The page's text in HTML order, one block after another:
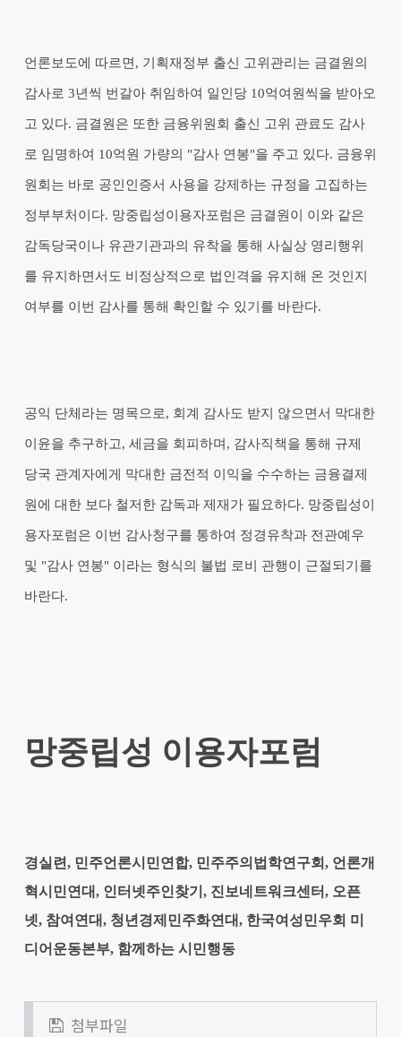
언론보도에 따르면, 기획재정부 출신 고위관리는 금결원의
감사로 3년씩 번갈아 취임하여 일인당 10억여원씩을 받아오
고 있다. 금결원은 또한 금융위원회 출신 고위 관료도 감사
로 임명하여 10억원 가량의 "감사 연봉"을 주고 있다. 금융위
원회는 바로 공인인증서 사용을 강제하는 규정을 고집하는
정부부처이다. 망중립성이용자포럼은 금결원이 이와 같은
감독당국이나 유관기관과의 유착을 통해 사실상 영리행위
를 유지하면서도 비정상적으로 법인격을 유지해 온 것인지
여부를 이번 감사를 통해 확인할 수 있기를 바란다.
공익 단체라는 명목으로, 회계 감사도 받지 않으면서 막대한
이윤을 추구하고, 세금을 회피하며, 감사직책을 통해 규제
당국 관계자에게 막대한 금전적 이익을 수수하는 금융결제
원에 대한 보다 철저한 감독과 제재가 필요하다. 망중립성이
용자포럼은 이번 감사청구를 통하여 정경유착과 전관예우
및 "감사 연봉" 이라는 형식의 불법 로비 관행이 근절되기를
바란다.
망중립성 이용자포럼
경실련, 민주언론시민연합, 민주주의법학연구회, 언론개
혁시민연대, 인터넷주인찾기, 진보네트워크센터, 오픈
넷, 참여연대, 청년경제민주화연대, 한국여성민우회 미
디어운동본부, 함께하는 시민행동
첨부파일